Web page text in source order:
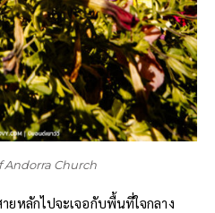
Andorra Church
ยหลักไปจะเจอกับพื้นที่ใจกลาง